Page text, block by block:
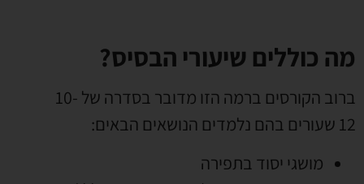
מה כוללים שיעורי הבסיס?
ברוב הקורסים ברמה הזו מדובר בסדרה של 10-
12 שעורים בהם נלמדים הנושאים הבאים:
מושגי יסוד בתפירה